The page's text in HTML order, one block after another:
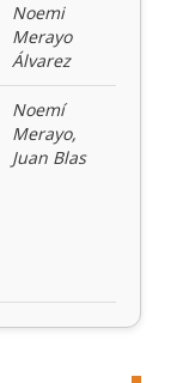
Noemi
Merayo
Álvarez
Noemí
Merayo,
Juan Blas